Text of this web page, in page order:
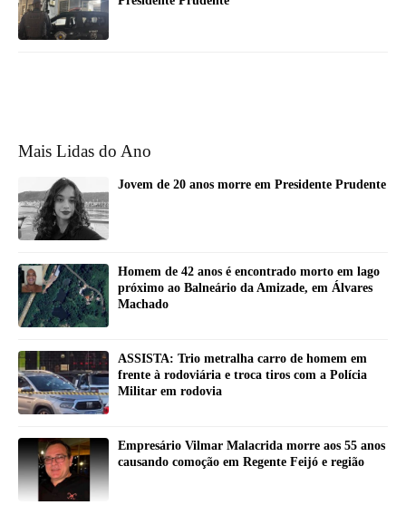
Mais Lidas do Ano
Jovem de 20 anos morre em Presidente Prudente
Homem de 42 anos é encontrado morto em lago
próximo ao Balneário da Amizade, em Álvares
Machado
ASSISTA: Trio metralha carro de homem em
frente à rodoviária e troca tiros com a Polícia
Militar em rodovia
Empresário Vilmar Malacrida morre aos 55 anos
causando comoção em Regente Feijó e região